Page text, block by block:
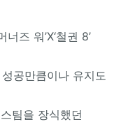
즈 워’X‘철권 8’
공만큼이나 유지도
팀을 장식했던